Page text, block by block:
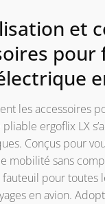
et
pour
les accessoires
ergoflix LX
Conçus pour
mobilité sans
pour toutes
en avion.